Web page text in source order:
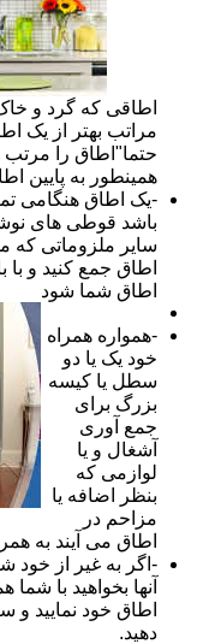
اطاقی که گرد و
مراتب بهتر از یک
حتما"اطاق را
همینطور به پایین
-یک اطاق هنگامی
باشد قوطی های
سایر ملزوماتی که
اطاق جمع کنید و با
اطاق شما شود
-همواره همراه
خود یک یا دو
سطل یا کیسه
بزرگ برای
جمع آوری
آشغال و یا
لوازمی که
بنظر اضافه یا
مزاحم در
اطاق می آیند به
-اگر به غیر از خود
آنها بخواهید با
اطاق خود نمایید و
دهید.